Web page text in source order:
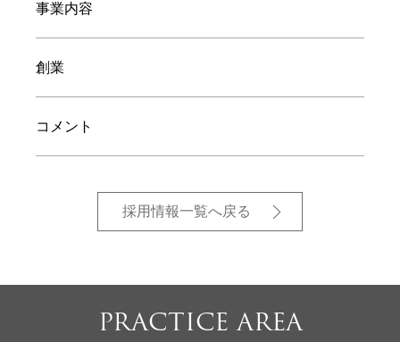
事業内容
創業
コメント
採用情報一覧へ戻る
PRACTICE AREA